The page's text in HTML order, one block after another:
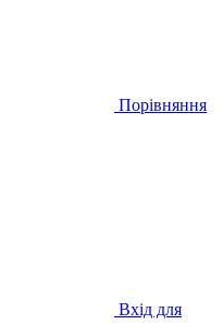
Порівняння
Вхід для